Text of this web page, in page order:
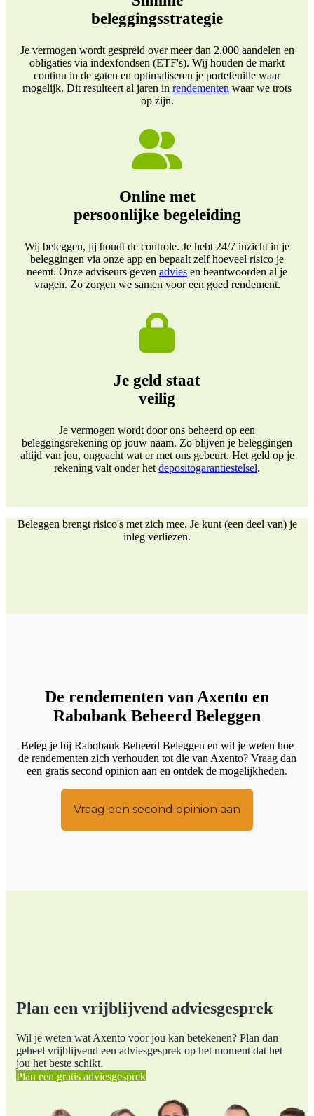
beleggingsstrategie
Je vermogen wordt gespreid over meer dan 2.000 aandelen en
obligaties via indexfondsen (ETF's). Wij houden de markt
continu in de gaten en optimaliseren je portefeuille waar
mogelijk. Dit resulteert al jaren in rendementen waar we trots
op zijn.
Online met
persoonlijke begeleiding
Wij beleggen, jij houdt de controle. Je hebt 24/7 inzicht in je
beleggingen via onze app en bepaalt zelf hoeveel risico je
neemt. Onze adviseurs geven advies en beantwoorden al je
vragen. Zo zorgen we samen voor een goed rendement.
Je geld staat
veilig
Je vermogen wordt door ons beheerd op een
beleggingsrekening op jouw naam. Zo blijven je beleggingen
altijd van jou, ongeacht wat er met ons gebeurt. Het geld op je
rekening valt onder het depositogarantiestelsel.
Beleggen brengt risico's met zich mee. Je kunt (een deel van) je
inleg verliezen.
De rendementen van Axento en
Rabobank Beheerd Beleggen
Beleg je bij Rabobank Beheerd Beleggen en wil je weten hoe
de rendementen zich verhouden tot die van Axento? Vraag dan
een gratis second opinion aan en ontdek de mogelijkheden.
Vraag een second opinion aan
Plan een vrijblijvend adviesgesprek
Wil je weten wat Axento voor jou kan betekenen? Plan dan
geheel vrijblijvend een adviesgesprek op het moment dat het
jou het beste schikt.
Plan een gratis adviesgesprek